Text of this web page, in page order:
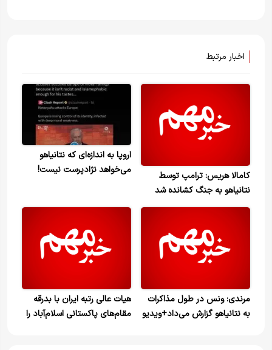
اخبار مرتبط
کامالا هریس: ترامپ توسط
نتانیاهو به جنگ کشانده شد
اروپا به اندازه‌ای که نتانیاهو
می‌خواهد نژادپرست نیست!
مرندی: ونس در طول مذاکرات
به نتانیاهو گزارش می‌داد+ویدیو
هیات عالی رتبه ایران با بدرقه
مقام‌های پاکستانی اسلام‌آباد را